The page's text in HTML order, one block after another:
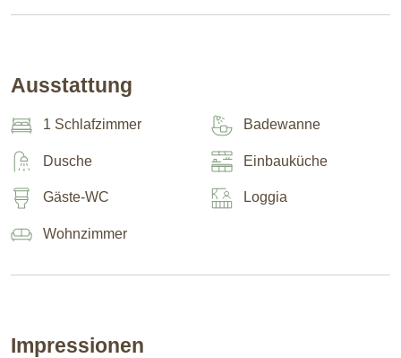
Ausstattung
1 Schlafzimmer Badewanne
Dusche Einbauküche
Gäste-WC Loggia
Wohnzimmer
Impressionen